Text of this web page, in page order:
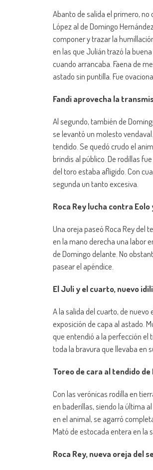
Abanto de salida el primero,
López al de Domingo
componer y trazar la
en las que Julián trazó la
cuando arrancaba. Faena de
astado sin puntilla. Fue
Fandi aprovecha la
Al segundo, también de
se levantó un molesto
tendido. Se quedó crudo el
brindis al público. De rodillas
del toro estaba afligido. Con
segunda un tanto excesiva.
Roca Rey lucha contra
Una oreja paseó Roca Rey del
en la mano derecha una labor
de Domingo delante. No
pasear el apéndice.
El Juli y el cuarto, nuevo
A la salida del cuarto, de
exposición de capa al astado.
que entendió a la perfección el
toda la bravura que llevaba en
Toreo de cara al tendido
Con las verónicas rodilla en
en baderillas, siendo la última
en el animal, se agarró
Mató de estocada entera en la
Roca Rey, nueva oreja del